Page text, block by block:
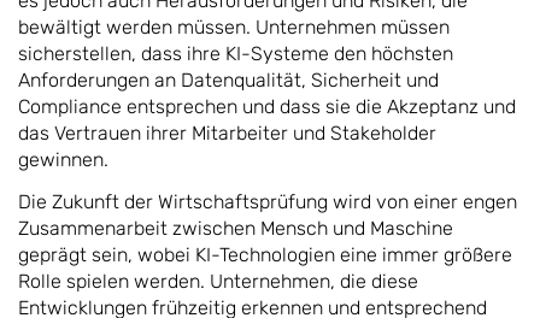
bewältigt werden müssen. Unternehmen müssen
sicherstellen, dass ihre KI-Systeme den höchsten
Anforderungen an Datenqualität, Sicherheit und
Compliance entsprechen und dass sie die Akzeptanz und
das Vertrauen ihrer Mitarbeiter und Stakeholder
gewinnen.
Die Zukunft der Wirtschaftsprüfung wird von einer engen
Zusammenarbeit zwischen Mensch und Maschine
geprägt sein, wobei KI-Technologien eine immer größere
Rolle spielen werden. Unternehmen, die diese
Entwicklungen frühzeitig erkennen und entsprechend